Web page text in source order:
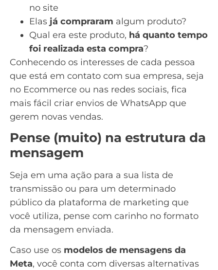
no site
Elas já compraram algum produto?
Qual era este produto, há quanto tempo
foi realizada esta compra?
Conhecendo os interesses de cada pessoa
que está em contato com sua empresa, seja
no Ecommerce ou nas redes sociais, fica
mais fácil criar envios de WhatsApp que
gerem novas vendas.
Pense (muito) na estrutura da
mensagem
Seja em uma ação para a sua lista de
transmissão ou para um determinado
público da plataforma de marketing que
você utiliza, pense com carinho no formato
da mensagem enviada.
Caso use os modelos de mensagens da
Meta, você conta com diversas alternativas